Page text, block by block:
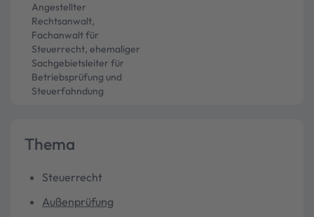
Angestellter
Rechtsanwalt,
Fachanwalt für
Steuerrecht, ehemaliger
Sachgebietsleiter für
Betriebsprüfung und
Steuerfahndung
Thema
Steuerrecht
Außenprüfung